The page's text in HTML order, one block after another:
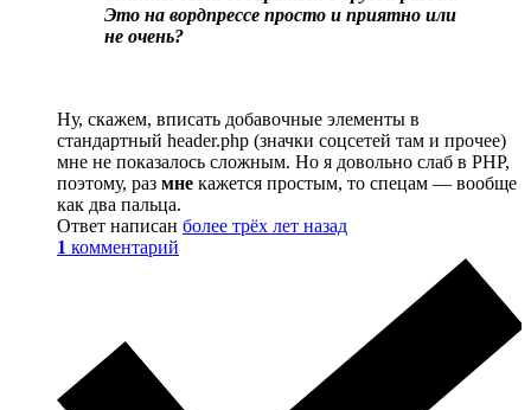
Это на вордпрессе просто и приятно или
не очень?
Ну, скажем, вписать добавочные элементы в
стандартный header.php (значки соцсетей там и прочее)
мне не показалось сложным. Но я довольно слаб в PHP,
поэтому, раз мне кажется простым, то спецам — вообще
как два пальца.
Ответ написан более трёх лет назад
1 комментарий